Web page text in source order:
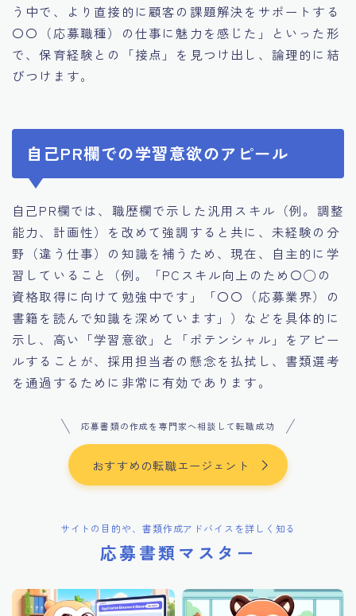
う中で、より直接的に顧客の課題解決をサポートする
〇〇（応募職種）の仕事に魅力を感じた」といった形
で、保育経験との「接点」を見つけ出し、論理的に結
びつけます。
自己PR欄での学習意欲のアピール
自己PR欄では、職歴欄で示した汎用スキル（例。調整
能力、計画性）を改めて強調すると共に、未経験の分
野（違う仕事）の知識を補うため、現在、自主的に学
習していること（例。「PCスキル向上のため〇◯の
資格取得に向けて勉強中です」「〇〇（応募業界）の
書籍を読んで知識を深めています」）などを具体的に
示し、高い「学習意欲」と「ポテンシャル」をアピー
ルすることが、採用担当者の懸念を払拭し、書類選考
を通過するために非常に有効であります。
応募書類の作成を専門家へ相談して転職成功
おすすめの転職エージェント
サイトの目的や、書類作成アドバイスを詳しく知る
応募書類マスター